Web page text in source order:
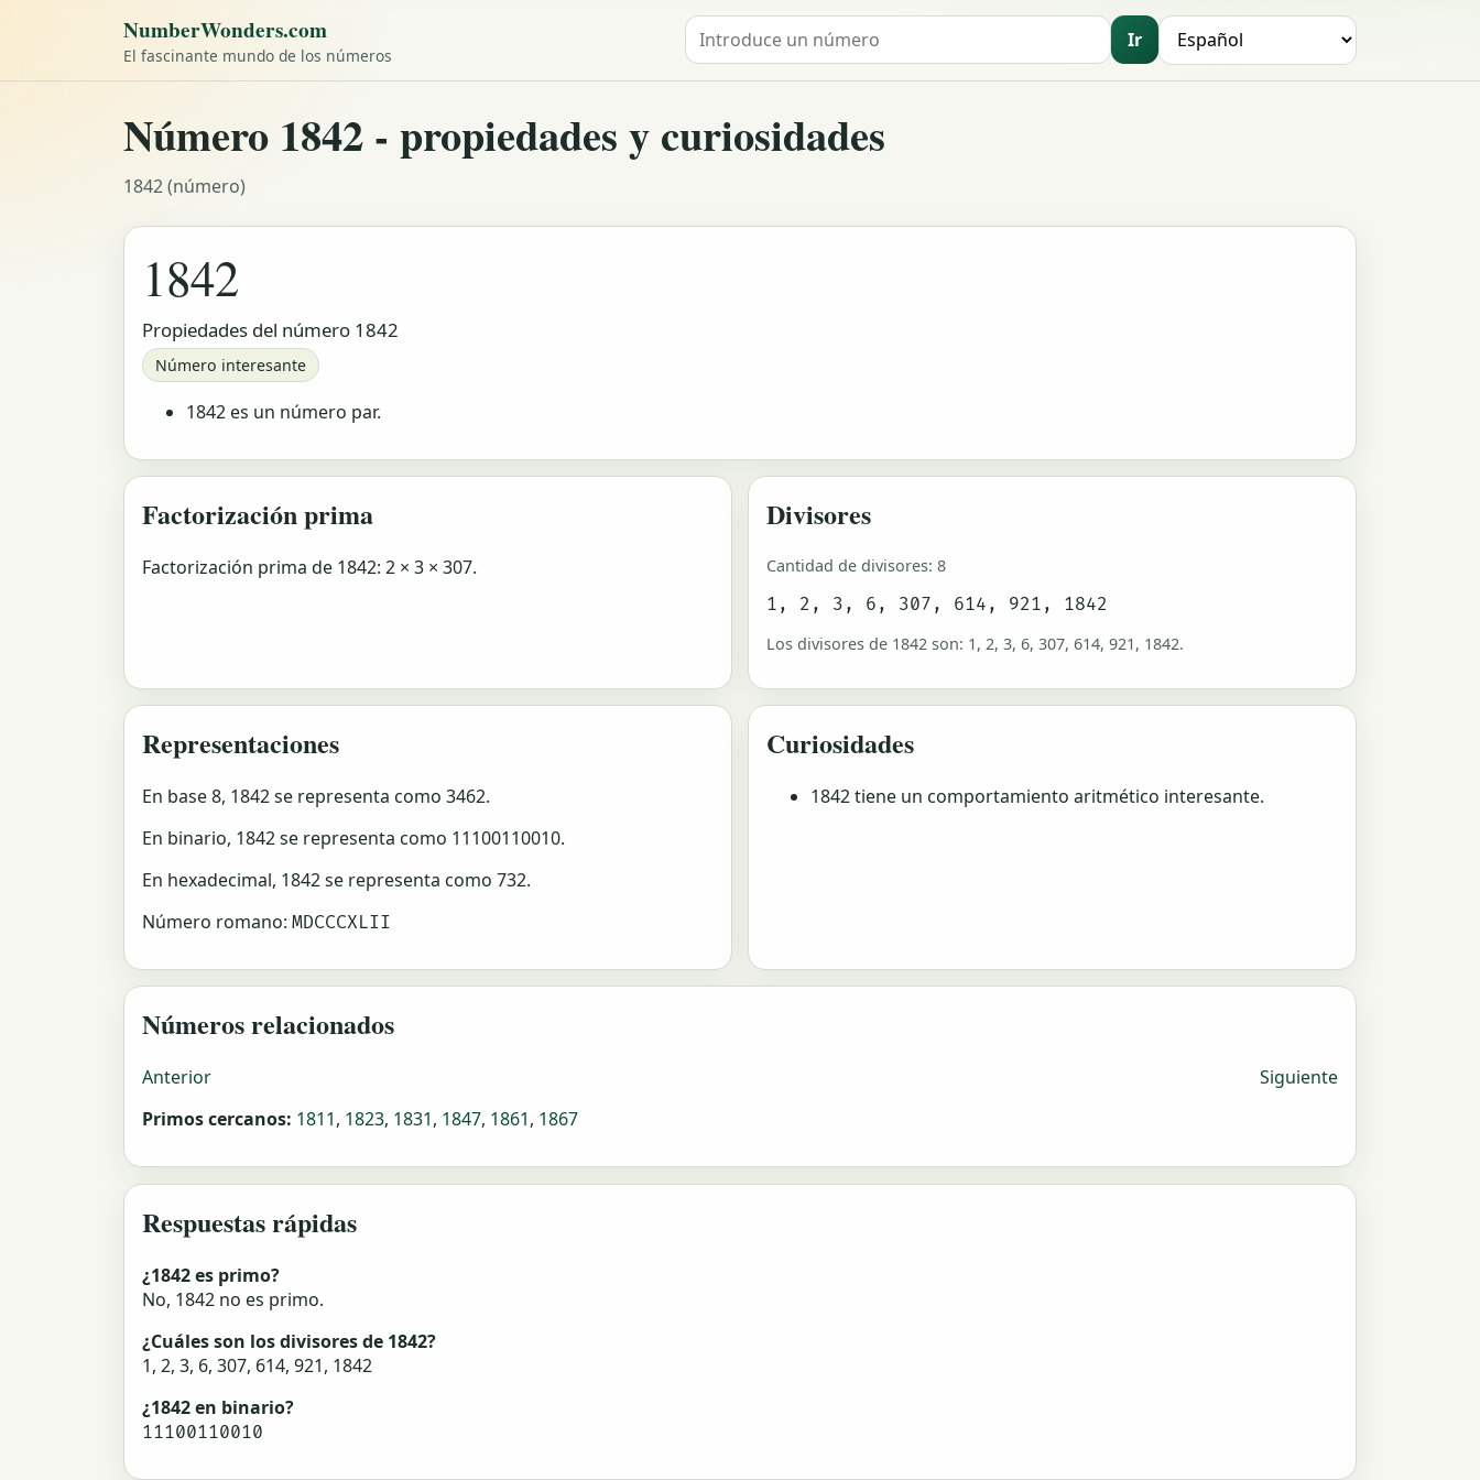
NumberWonders.com
El fascinante mundo de los números Buscar un número Ir Idioma
Número 1842 - propiedades y curiosidades
1842 (número)
1842
Propiedades del número 1842
Número interesante
1842 es un número par.
Factorización prima
Factorización prima de 1842: 2 × 3 × 307.
Divisores
Cantidad de divisores: 8
1, 2, 3, 6, 307, 614, 921, 1842
Los divisores de 1842 son: 1, 2, 3, 6, 307, 614, 921, 1842.
Representaciones
En base 8, 1842 se representa como 3462.
En binario, 1842 se representa como 11100110010.
En hexadecimal, 1842 se representa como 732.
Número romano: MDCCCXLII
Curiosidades
1842 tiene un comportamiento aritmético interesante.
Números relacionados
Anterior
Siguiente
Primos cercanos: 1811, 1823, 1831, 1847, 1861, 1867
Respuestas rápidas
¿1842 es primo?
No, 1842 no es primo.
¿Cuáles son los divisores de 1842?
1, 2, 3, 6, 307, 614, 921, 1842
¿1842 en binario?
11100110010